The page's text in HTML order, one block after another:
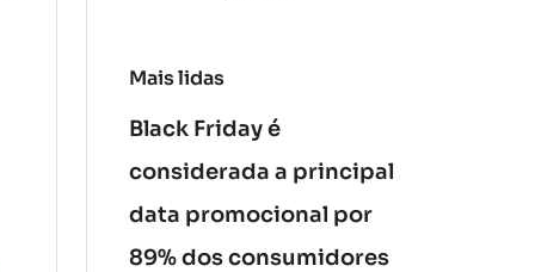
Mais lidas
Black Friday é
considerada a principal
data promocional por
89% dos consumidores